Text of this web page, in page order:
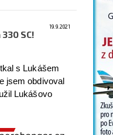
19.9.2021
SC!
s Lukášem
jsem obdivoval
Lukášovo